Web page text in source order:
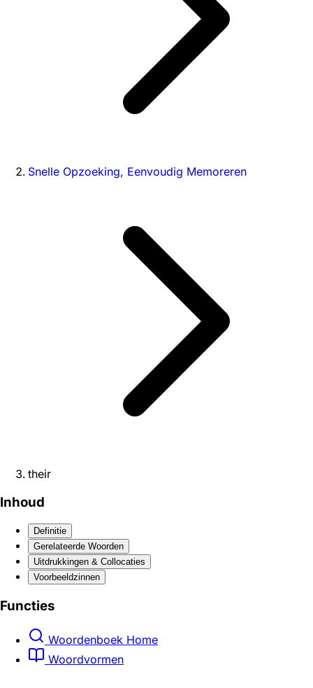
Snelle Opzoeking, Eenvoudig Memoreren
their
Inhoud
Definitie
Gerelateerde Woorden
Uitdrukkingen & Collocaties
Voorbeeldzinnen
Functies
Woordenboek Home
Woordvormen